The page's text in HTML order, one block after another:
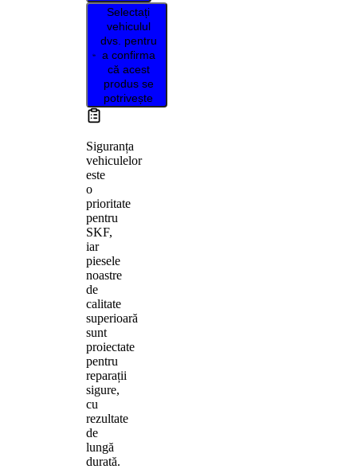
Selectați
vehiculul
dvs. pentru
a confirma
că acest
produs se
potrivește
Siguranța
vehiculelor
este
o
prioritate
pentru
SKF,
iar
piesele
noastre
de
calitate
superioară
sunt
proiectate
pentru
reparații
sigure,
cu
rezultate
de
lungă
durată.